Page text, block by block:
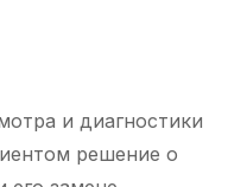
и диагностики
решение о